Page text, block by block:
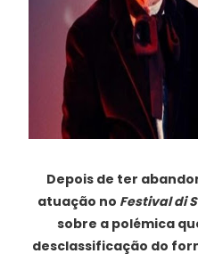
Depois de ter
atuação no Festival di
sobre a polémica
desclassificação do